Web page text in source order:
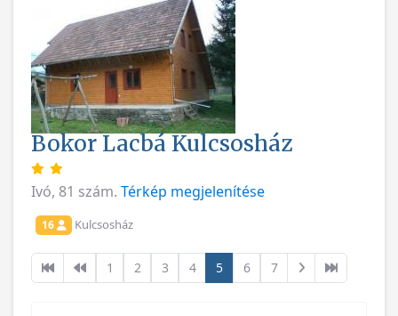
Bokor Lacbá Kulcsosház
Ivó, 81 szám. Térkép megjelenítése
16 Kulcsosház
1 2 3 4 5 6 7